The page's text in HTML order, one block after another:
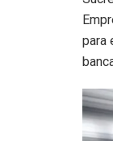
para